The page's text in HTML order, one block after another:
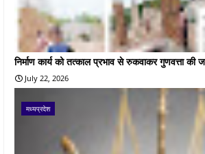
निर्माण कार्य को तत्काल प्रभाव से रुकवाकर गुणवत्ता की
July 22, 2026
मध्यप्रदेश